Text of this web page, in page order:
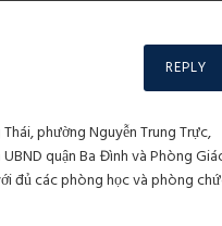
REPLY
phường Nguyễn Trung Trực,
quận Ba Đình và Phòng
đủ các phòng học và phòng